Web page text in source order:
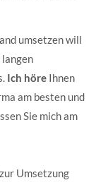
umsetzen will
Ich höre Ihnen
am besten und
Sie mich am
Umsetzung